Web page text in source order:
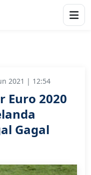
2021 | 12:54
Euro 2020
Gagal